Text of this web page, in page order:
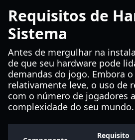
Requisitos de
Sistema
Antes de mergulhar na
de que seu hardware pode
demandas do jogo. Embora
relativamente leve, o uso de
com o número de jogadores
complexidade do seu mundo.
Requisito